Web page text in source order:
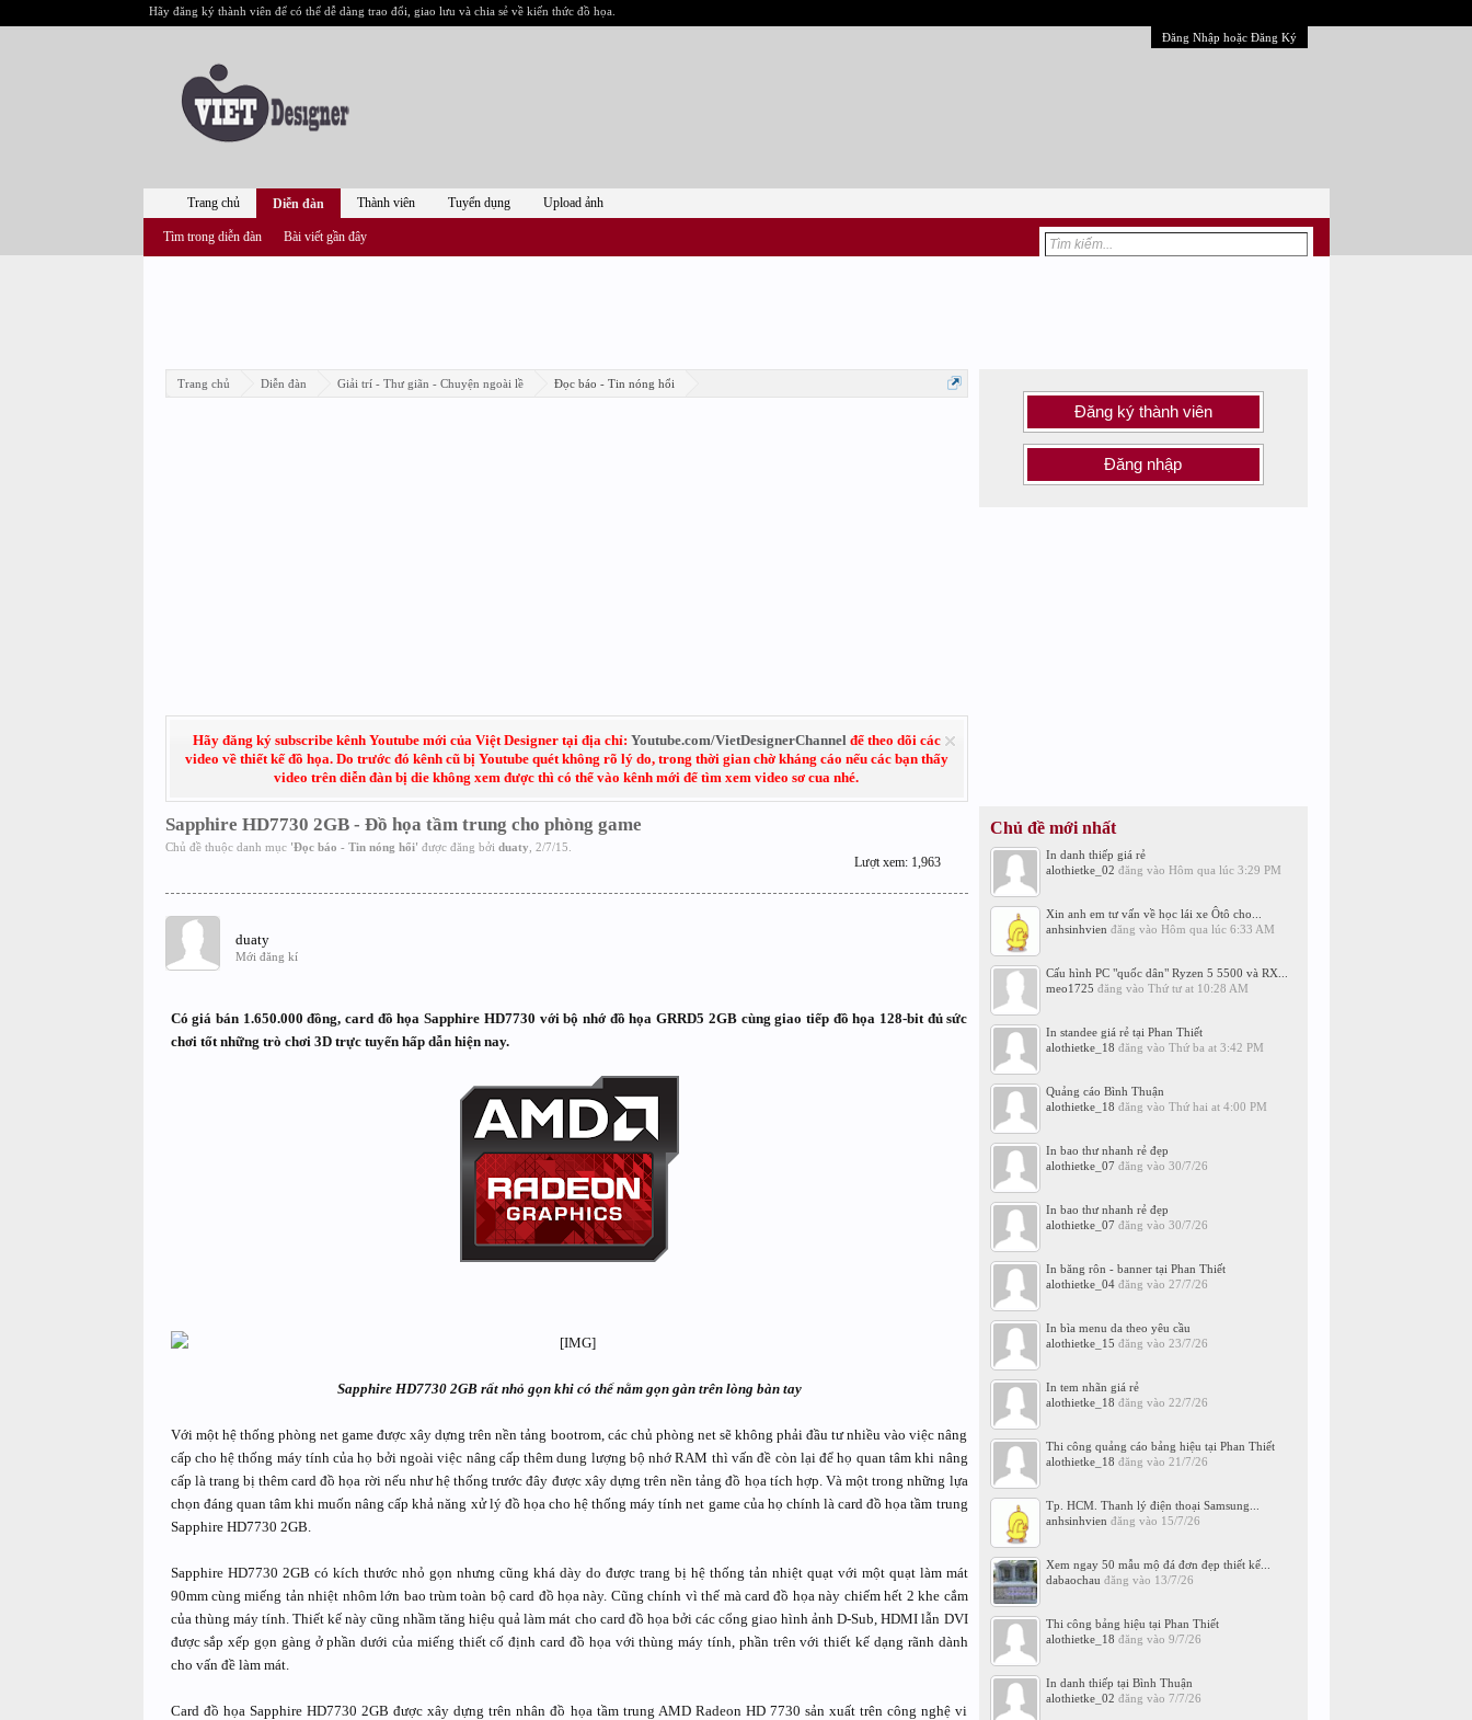
Hãy đăng ký thành viên để có thể dễ dàng trao đổi, giao lưu và chia sẻ về kiến thức đồ họa.
Đăng Nhập hoặc Đăng Ký
Trang chủ Diễn đàn Giải trí - Thư giãn - Chuyện ngoài lề Đọc báo - Tin nóng hổi
Hãy đăng ký subscribe kênh Youtube mới của Việt Designer tại địa chỉ: Youtube.com/VietDesignerChannelđể theo dõi các
video về thiết kế đồ họa. Do trước đó kênh cũ bị Youtube quét không rõ lý do, trong thời gian chờ kháng cáo nếu các bạn thấy
video trên diễn đàn bị die không xem được thì có thể vào kênh mới để tìm xem video sơ cua nhé.
Sapphire HD7730 2GB - Đồ họa tầm trung cho phòng game
Chủ đề thuộc danh mục 'Đọc báo - Tin nóng hổi' được đăng bởi duaty 2/7/15
Lượt xem: 1,963
duaty
Mới đăng kí
Có giá bán 1.650.000 đồng, card đồ họa Sapphire HD7730 với bộ nhớ đồ họa GRRD5 2GB cùng giao tiếp đồ họa 128-bit đủ sức
chơi tốt những trò chơi 3D trực tuyến hấp dẫn hiện nay.
Sapphire HD7730 2GB rất nhỏ gọn khi có thể nằm gọn gàn trên lòng bàn tay
Với một hệ thống phòng net game được xây dựng trên nền tảng bootrom, các chủ phòng net sẽ không phải đầu tư nhiều vào việc nâng
cấp cho hệ thống máy tính của họ bởi ngoài việc nâng cấp thêm dung lượng bộ nhớ RAM thì vấn đề còn lại để họ quan tâm khi nâng
cấp là trang bị thêm card đồ họa rời nếu như hệ thống trước đây được xây dựng trên nền tảng đồ họa tích hợp. Và một trong những lựa
chọn đáng quan tâm khi muốn nâng cấp khả năng xử lý đồ họa cho hệ thống máy tính net game của họ chính là card đồ họa tầm trung
Sapphire HD7730 2GB.
Sapphire HD7730 2GB có kích thước nhỏ gọn nhưng cũng khá dày do được trang bị hệ thống tản nhiệt quạt với một quạt làm mát
90mm cùng miếng tản nhiệt nhôm lớn bao trùm toàn bộ card đồ họa này. Cũng chính vì thế mà card đồ họa này chiếm hết 2 khe cắm
của thùng máy tính. Thiết kế này cũng nhầm tăng hiệu quả làm mát cho card đồ họa bởi các cổng giao hình ảnh D-Sub, HDMI lẫn DVI
được sắp xếp gọn gàng ở phần dưới của miếng thiết cố định card đồ họa với thùng máy tính, phần trên với thiết kế dạng rãnh dành
cho vấn đề làm mát.
Card đồ họa Sapphire HD7730 2GB được xây dựng trên nhân đồ họa tầm trung AMD Radeon HD 7730 sản xuất trên công nghệ vi
Đăng ký thành viên
Đăng nhập
Chủ đề mới nhất
In danh thiếp giá rẻ
alothietke_02 đăng vào Hôm qua lúc 3:29 PM
Xin anh em tư vấn về học lái xe Ôtô cho...
anhsinhvien đăng vào Hôm qua lúc 6:33 AM
Cấu hình PC "quốc dân" Ryzen 5 5500 và RX...
meo1725 đăng vào Thứ tư at 10:28 AM
In standee giá rẻ tại Phan Thiết
alothietke_18 đăng vào Thứ ba at 3:42 PM
Quảng cáo Bình Thuận
alothietke_18 đăng vào Thứ hai at 4:00 PM
In bao thư nhanh rẻ đẹp
alothietke_07 đăng vào 30/7/26
In bao thư nhanh rẻ đẹp
alothietke_07 đăng vào 30/7/26
In băng rôn - banner tại Phan Thiết
alothietke_04đăng vào 27/7/26
In bìa menu da theo yêu cầu
alothietke_15 đăng vào 23/7/26
In tem nhãn giá rẻ
alothietke_18 đăng vào 22/7/26
Thi công quảng cáo bảng hiệu tại Phan Thiết
alothietke_18 đăng vào 21/7/26
Tp. HCM. Thanh lý điện thoại Samsung...
anhsinhvien đăng vào 15/7/26
Xem ngay 50 mẫu mộ đá đơn đẹp thiết kế...
dabaochau đăng vào 13/7/26
Thi công bảng hiệu tại Phan Thiết
alothietke_18 đăng vào 9/7/26
In danh thiếp tại Bình Thuận
alothietke_02 đăng vào 7/7/26
Trang chủ Diễn đàn
Tìm trong diễn đàn Bài viết gần đây
Thành viên Tuyển dụng Upload ảnh